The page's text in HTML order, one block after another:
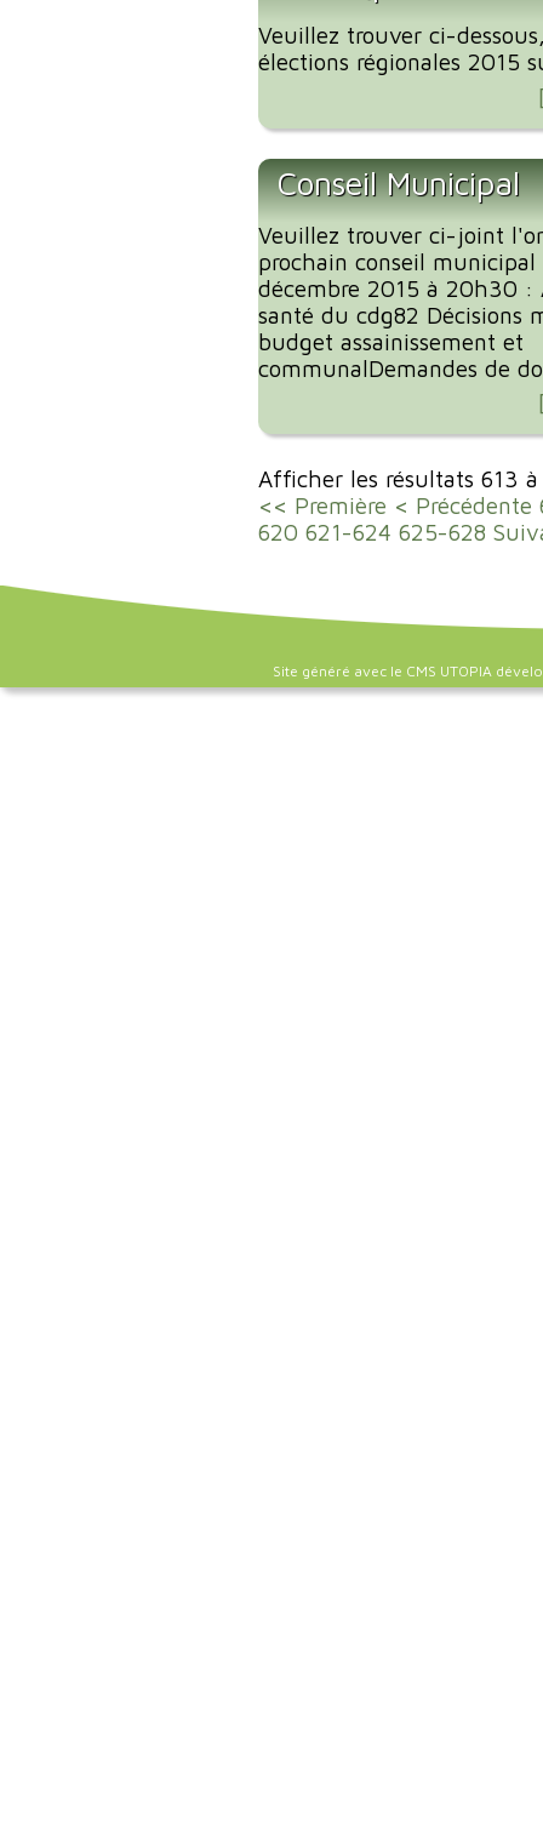
Veuillez trouver ci-
élections régionales 2015
Conseil Municipal
Veuillez trouver ci-joint
prochain conseil
décembre 2015 à 20h30 :
santé du cdg82 Décisions
budget assainissement et
communalDemandes de
Afficher les résultats 613
<< Première < Précédente
620 621-624 625-628
Site généré avec le CMS UTOPIA